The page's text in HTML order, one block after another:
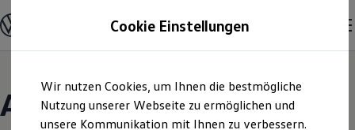
Hauptinhalt
springen
Footer
springen
Modelle & Konfigurator
Nutzfahrzeugkategorien entdecken
Modelle konfigurieren
Vorgängermodelle und Oldtimer
Vorgängermodelle
Oldtimer
Angebote & Über uns
Cookie Einstellungen
Wir nutzen Cookies, um Ihnen die bestmögliche
Nutzung unserer Webseite zu ermöglichen und
unsere Kommunikation mit Ihnen zu verbessern.